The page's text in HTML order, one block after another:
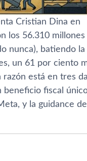
Cristian Dina en
los 56.310 millones
nunca), batiendo la
un 61 por ciento
razón está en tres
beneficio fiscal
y la guidance